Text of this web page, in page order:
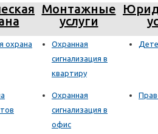
Монтажные
услуги
охрана
Охранная
сигнализация в
квартиру
Охранная
сигнализация в
офис